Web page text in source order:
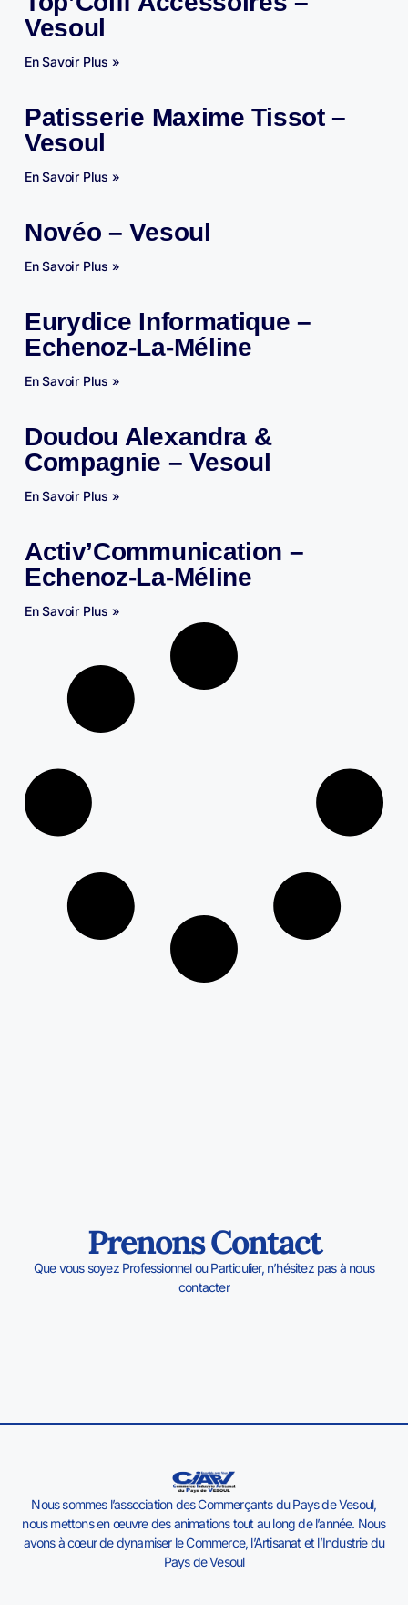
Vesoul
En Savoir Plus »
Patisserie Maxime Tissot –
Vesoul
En Savoir Plus »
Novéo – Vesoul
En Savoir Plus »
Eurydice Informatique –
Echenoz-La-Méline
En Savoir Plus »
Doudou Alexandra &
Compagnie – Vesoul
En Savoir Plus »
Activ’Communication –
Echenoz-La-Méline
En Savoir Plus »
Prenons Contact
Que vous soyez Professionnel ou Particulier, n’hésitez pas à nous
contacter
Nous sommes l’association des Commerçants du Pays de Vesoul,
nous mettons en œuvre des animations tout au long de l’année. Nous
avons à cœur de dynamiser le Commerce, l’Artisanat et l’Industrie du
Pays de Vesoul